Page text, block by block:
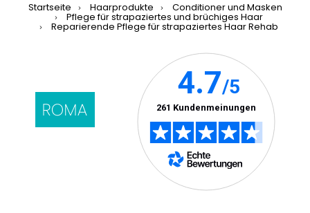
Startseite Haarprodukte Conditioner und Masken
Pflege für strapaziertes und brüchiges Haar
Reparierende Pflege für strapaziertes Haar Rehab